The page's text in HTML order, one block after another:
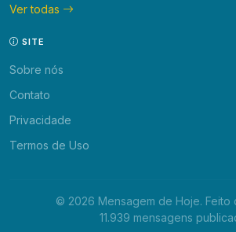
Ver todas
SITE
Sobre nós
Contato
Privacidade
Termos de Uso
© 2026 Mensagem de Hoje.
11.939 mensagens